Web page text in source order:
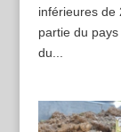
inférieures de
partie du
du...